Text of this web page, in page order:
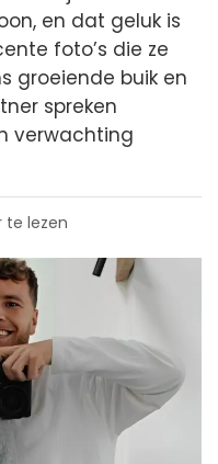
en dat geluk is
foto’s die ze
groeiende buik en
spreken
verwachting
te lezen